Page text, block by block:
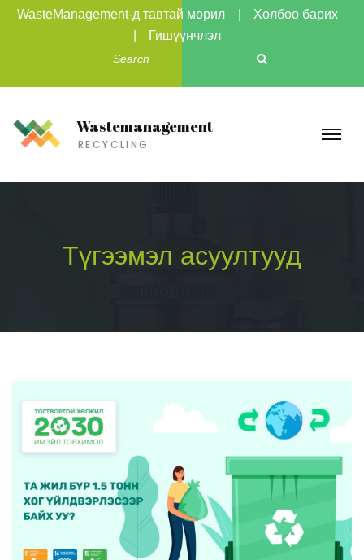
WasteManagement-д тавтай морил
Холбоо барих
Гишүүнчлэл
Wastemanagement
RECYCLING
Түгээмэл асуултууд